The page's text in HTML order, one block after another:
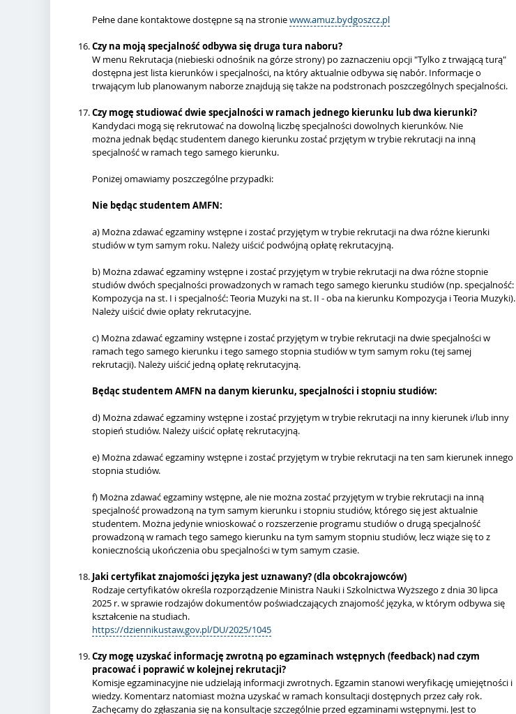
Pełne dane kontaktowe dostępne są na stroniewww.amuz.bydgoszcz.pl
Czy na moją specjalność odbywa się druga tura naboru?
W menu Rekrutacja (niebieski odnośnik na górze strony) po zaznaczeniu opcji "Tylko z trwającą turą"
dostępna jest lista kierunków i specjalności, na który aktualnie odbywa się nabór. Informacje o
trwającym lub planowanym naborze znajdują się także na podstronach poszczególnych specjalności.
Czy mogę studiować dwie specjalności w ramach jednego kierunku lub dwa kierunki?
Kandydaci mogą się rekrutować na dowolną liczbę specjalności dowolnych kierunków. Nie
można jednak będąc studentem danego kierunku zostać przjętym w trybie rekrutacji na inną
specjalność w ramach tego samego kierunku.
Poniżej omawiamy poszczególne przypadki:
Nie będąc studentem AMFN:
a) Można zdawać egzaminy wstępne i zostać przyjętym w trybie rekrutacji na dwa różne kierunki
studiów w tym samym roku. Należy uiścić podwójną opłatę rekrutacyjną.
b) Można zdawać egzaminy wstępne i zostać przyjętym w trybie rekrutacji na dwa różne stopnie
studiów dwóch specjalności prowadzonych w ramach tego samego kierunku studiów (np. specjalność:
Kompozycja na st. I i specjalność: Teoria Muzyki na st. II - oba na kierunku Kompozycja i Teoria Muzyki).
Należy uiścić dwie opłaty rekrutacyjne.
c) Można zdawać egzaminy wstępne i zostać przyjętym w trybie rekrutacji na dwie specjalności w
ramach tego samego kierunku i tego samego stopnia studiów w tym samym roku (tej samej
rekrutacji). Należy uiścić jedną opłatę rekrutacyjną.
Będąc studentem AMFN na danym kierunku, specjalności i stopniu studiów:
d) Można zdawać egzaminy wstępne i zostać przyjętym w trybie rekrutacji na inny kierunek i/lub inny
stopień studiów. Należy uiścić opłatę rekrutacyjną.
e) Można zdawać egzaminy wstępne i zostać przyjętym w trybie rekrutacji na ten sam kierunek innego
stopnia studiów.
f) Można zdawać egzaminy wstępne, ale nie można zostać przyjętym w trybie rekrutacji na inną
specjalność prowadzoną na tym samym kierunku i stopniu studiów, którego się jest aktualnie
studentem. Można jedynie wnioskować o rozszerzenie programu studiów o drugą specjalność
prowadzoną w ramach tego samego kierunku na tym samym stopniu studiów, lecz wiąże się to z
koniecznością ukończenia obu specjalności w tym samym czasie.
Jaki certyfikat znajomości języka jest uznawany? (dla obcokrajowców)
Rodzaje certyfikatów określa rozporządzenie Ministra Nauki i Szkolnictwa Wyższego z dnia 30 lipca
2025 r. w sprawie rodzajów dokumentów poświadczających znajomość języka, w którym odbywa się
kształcenie na studiach.
https://dziennikustaw.gov.pl/DU/2025/1045
Czy mogę uzyskać informację zwrotną po egzaminach wstępnych (feedback) nad czym
pracować i poprawić w kolejnej rekrutacji?
Komisje egzaminacyjne nie udzielają informacji zwrotnych. Egzamin stanowi weryfikację umiejętności i
wiedzy. Komentarz natomiast można uzyskać w ramach konsultacji dostępnych przez cały rok.
Zachęcamy do zgłaszania się na konsultacje szczególnie przed egzaminami wstępnymi. Jest to